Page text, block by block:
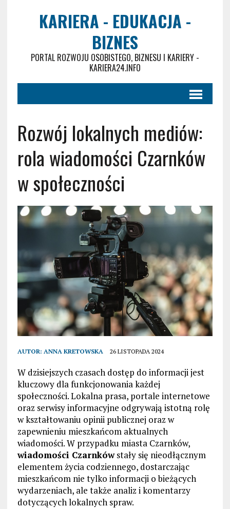
KARIERA - EDUKACJA -
BIZNES
PORTAL ROZWOJU OSOBISTEGO, BIZNESU I KARIERY -
KARIERA24.INFO
Rozwój lokalnych mediów:
rola wiadomości Czarnków
w społeczności
AUTOR: ANNA KRETOWSKA 26 LISTOPADA 2024
W dzisiejszych czasach dostęp do informacji jest
kluczowy dla funkcjonowania każdej
społeczności. Lokalna prasa, portale internetowe
oraz serwisy informacyjne odgrywają istotną rolę
w kształtowaniu opinii publicznej oraz w
zapewnieniu mieszkańcom aktualnych
wiadomości. W przypadku miasta Czarnków,
wiadomości Czarnkówstały się nieodłącznym
elementem życia codziennego, dostarczając
mieszkańcom nie tylko informacji o bieżących
wydarzeniach, ale także analiz i komentarzy
dotyczących lokalnych spraw.